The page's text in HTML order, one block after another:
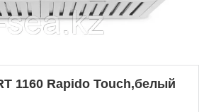
1160 Rapido Touch,белый